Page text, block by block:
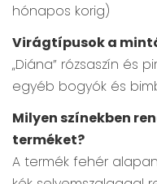
hónapos korig)
Virágtípusok a
„Diána” rózsaszín és
egyéb bogyók és
Milyen színekben
terméket?
A termék fehér